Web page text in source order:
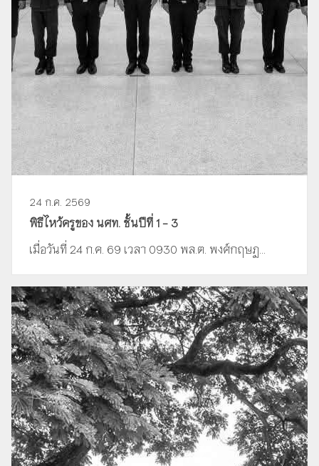
24 ก.ค. 2569
พิธีไหว้ครูของ นศท. ชั้นปีที่ 1 - 3
เมื่อวันที่ 24 ก.ค. 69 เวลา 0930 พล.ต. พงศ์กฤษฏ...